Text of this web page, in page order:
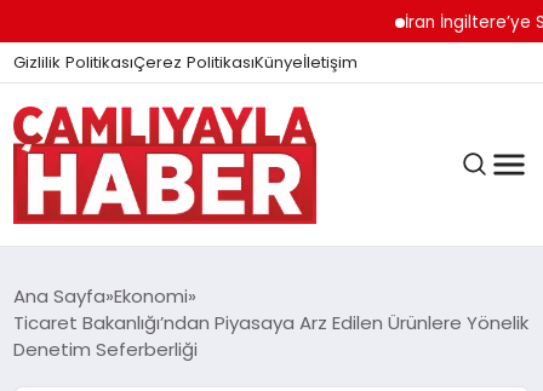
İran İngiltere’ye Sert
Gizlilik PolitikasıÇerez PolitikasıKünyeİletişim
GÜNDEM
Ana Sayfa Ekonomi
Ticaret Bakanlığı’ndan Piyasaya Arz Edilen Ürünlere Yönelik
Denetim Seferberliği